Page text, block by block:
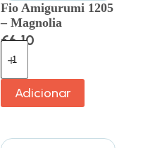
Fio Amigurumi 1205
– Magnolia
€6.10
Adicionar